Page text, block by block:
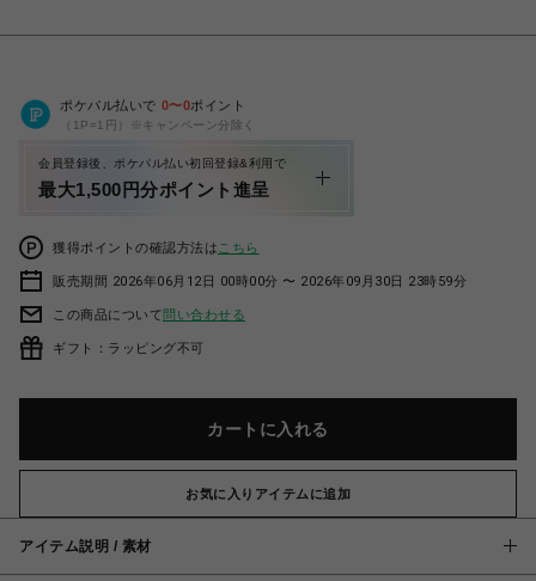
ポケパル払いで 0〜0ポイント
（1P=1円）※キャンペーン分除く
会員登録後、ポケパル払い初回登録&利用で
最大1,500円分ポイント進呈
獲得ポイントの確認方法は こちら
販売期間 2026年06月12日 00時00分 〜 2026年09月30日 23時59分
この商品について問い合わせる
ギフト：ラッピング不可
カートに入れる
お気に入りアイテムに追加
アイテム説明 / 素材